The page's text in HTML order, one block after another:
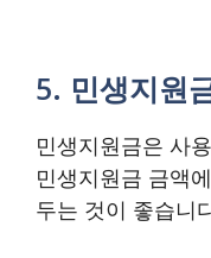
5. 민생지원
민생지원금은 사
민생지원금 금액
두는 것이 좋습니